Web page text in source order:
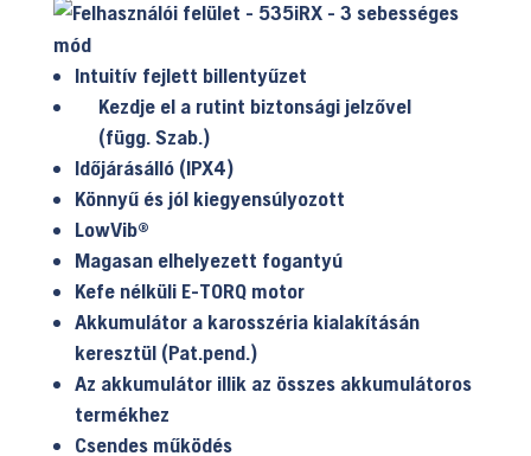
Intuitív fejlett billentyűzet
Kezdje el a rutint biztonsági jelzővel
(függ. Szab.)
Időjárásálló (IPX4)
Könnyű és jól kiegyensúlyozott
LowVib®
Magasan elhelyezett fogantyú
Kefe nélküli E-TORQ motor
Akkumulátor a karosszéria kialakításán
keresztül (Pat.pend.)
Az akkumulátor illik az összes akkumulátoros
termékhez
Csendes működés